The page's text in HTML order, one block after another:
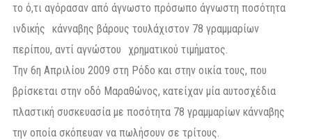
το ό,τι αγόρασαν από άγνωστο πρόσωπο άγνωστη ποσότητα
ινδικής κάνναβης βάρους τουλάχιστον 78 γραμμαρίων
περίπου, αντί αγνώστου χρηματικού τιμήματος.
Την 6η Απριλίου 2009 στη Ρόδο και στην οικία τους, που
βρίσκεται στην οδό Μαραθώνος, κατείχαν μία αυτοσχέδια
πλαστική συσκευασία με ποσότητα 78 γραμμαρίων κάνναβης
την οποία σκόπευαν να πωλήσουν σε τρίτους.